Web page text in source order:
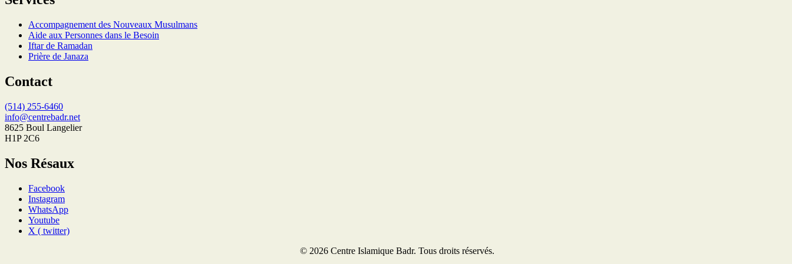
Accompagnement des Nouveaux Musulmans
Aide aux Personnes dans le Besoin
Iftar de Ramadan
Prière de Janaza
Contact
(514) 255-6460
info@centrebadr.net
8625 Boul Langelier
H1P 2C6
Nos Résaux
Facebook
Instagram
WhatsApp
Youtube
X ( twitter)
© 2026 Centre Islamique Badr. Tous droits réservés.